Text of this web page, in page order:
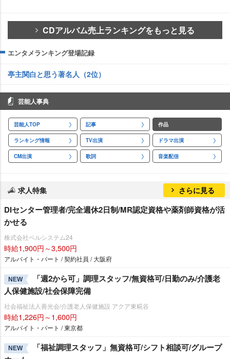
CDアルバム売上ランキングをもっと見る
エンタメランキング登場記録
亭主関白と思う著名人（2位）
芸能人事典
芸能人TOP 記事 作品
ランキング情報 TV出演 ドラマ出演
CM出演 歌詞 音楽配信
求人特集 さらに見る
DIセンター管理者/完全週休2日制/MR認定資格や薬剤師資格が活
かせる
株式会社ベルシステム24
時給1,900円～3,500円
アルバイト・パート / 契約社員 / 大阪府
NEW
「週2から可」調理スタッフ/無資格可/日勤のみ/介護老
人保健施設/社会保障完備
社会福祉法人善光会/介護老人保健施設 アクア東糀谷
時給1,226円～1,600円
アルバイト・パート / 東京都
NEW
「福祉調理スタッフ」無資格可/シフト相談可/グループ